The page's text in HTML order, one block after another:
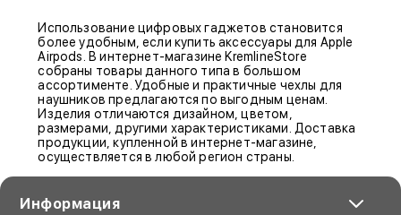
Использование цифровых гаджетов становится
более удобным, если купить аксессуары для Apple
Airpods. В интернет-магазине KremlineStore
собраны товары данного типа в большом
ассортименте. Удобные и практичные чехлы для
наушников предлагаются по выгодным ценам.
Изделия отличаются дизайном, цветом,
размерами, другими характеристиками. Доставка
продукции, купленной в интернет-магазине,
осуществляется в любой регион страны.
Информация